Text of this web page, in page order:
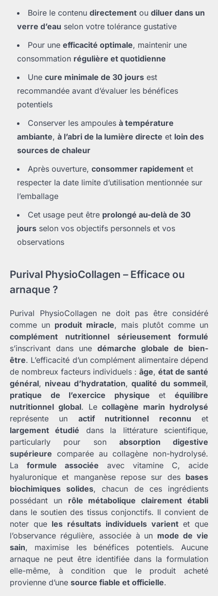
Boire le contenu directement ou diluer dans un
verre d’eau selon votre tolérance gustative
Pour une efficacité optimale, maintenir une
consommation régulière et quotidienne
Une cure minimale de 30 jours est
recommandée avant d’évaluer les bénéfices
potentiels
Conserver les ampoules à température
ambiante, à l’abri de la lumière directe et loin des
sources de chaleur
Après ouverture, consommer rapidement et
respecter la date limite d’utilisation mentionnée sur
l’emballage
Cet usage peut être prolongé au-delà de 30
jours selon vos objectifs personnels et vos
observations
Purival PhysioCollagen – Efficace ou
arnaque ?
Purival PhysioCollagen ne doit pas être considéré
comme un produit miracle, mais plutôt comme un
complément nutritionnel sérieusement formulé
s’inscrivant dans une démarche globale de bien-
être. L’efficacité d’un complément alimentaire dépend
de nombreux facteurs individuels : âge, état de santé
général, niveau d’hydratation,qualité du sommeil,
pratique de l’exercice physique etéquilibre
nutritionnel global. Lecollagène marin hydrolysé
représente un actif nutritionnel reconnu et
largement étudié dans la littérature scientifique,
particularly pour son absorption digestive
supérieure comparée au collagène non-hydrolysé.
La formule associée avec vitamine C, acide
hyaluronique et manganèse repose sur des bases
biochimiques solides, chacun de ces ingrédients
possédant un rôle métabolique clairement établi
dans le soutien des tissus conjonctifs. Il convient de
noter que les résultats individuels varientet que
l’observance régulière, associée à un mode de vie
sain, maximise les bénéfices potentiels. Aucune
arnaque ne peut être identifiée dans la formulation
elle-même, à condition que le produit acheté
provienne d’une source fiable et officielle.